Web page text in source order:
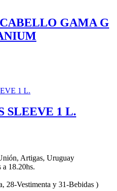
GAMA G
SLEEVE 1 L.
Artigas, Uruguay
18.20hs.
28-Vestimenta y 31-Bebidas )